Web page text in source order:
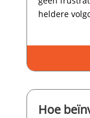
heldere
Hoe